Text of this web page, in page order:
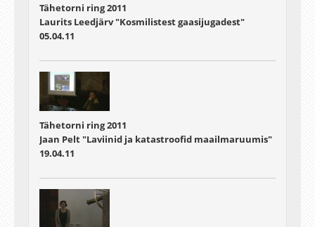
Tähetorni ring 2011
Laurits Leedjärv "Kosmilistest gaasijugadest"
05.04.11
Tähetorni ring 2011
Jaan Pelt "Laviinid ja katastroofid maailmaruumis"
19.04.11